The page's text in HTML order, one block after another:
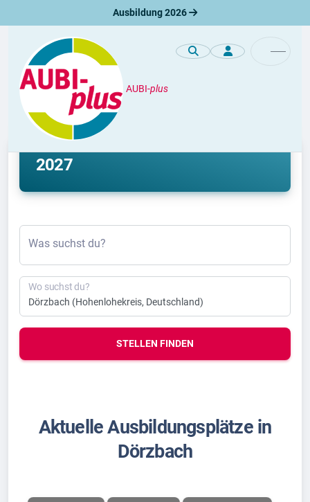
Ausbildung 2026
AUBI-plus
Ausbildung
Ausbildung Dörzbach 2026 &
2027
Was suchst du?
Wo suchst du?
STELLEN FINDEN
Aktuelle Ausbildungsplätze in
Dörzbach